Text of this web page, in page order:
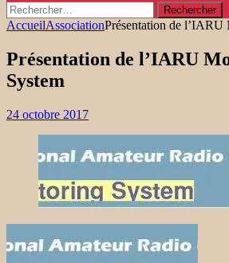
Rechercher :
AccueilAssociationPrésentation de
Présentation de l’IARU
System
24 octobre 2017